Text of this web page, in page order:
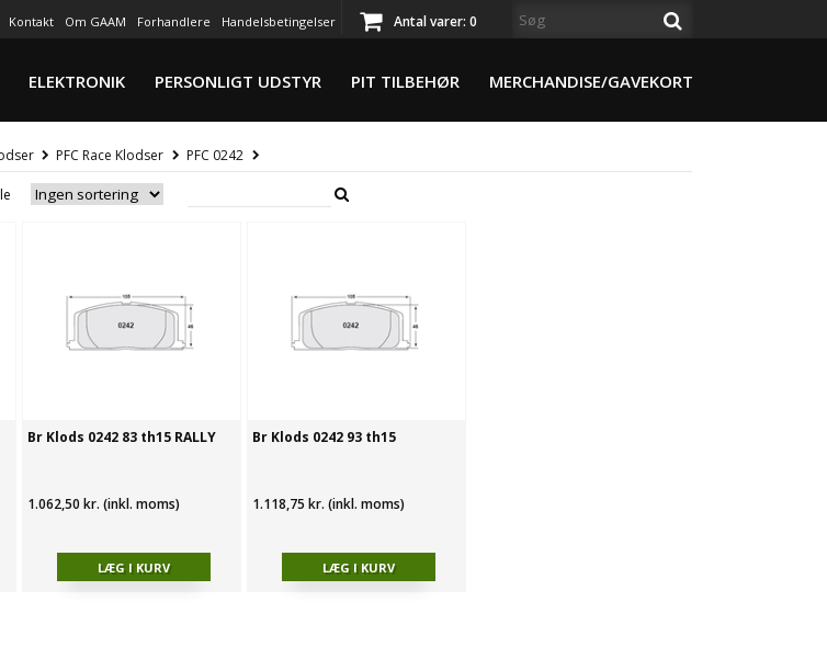
Kontakt Om GAAM Forhandlere Handelsbetingelser Antal varer: 0
ELEKTRONIK PERSONLIGT UDSTYR PIT TILBEHØR MERCHANDISE/GAVEKORT
PFC Race Klodser PFC 0242
Br Klods 0242 83 th15 RALLY
1.062,50 kr. (inkl. moms)
Br Klods 0242 93 th15
1.118,75 kr. (inkl. moms)